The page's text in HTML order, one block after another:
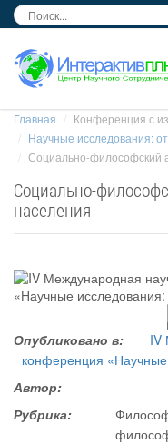
Главная
Конференция с
Научные исследования:
Социально-философский
Социально-
населения
Опубликовано в:
IV
конференция «Научные
Автор:
Рубрика: